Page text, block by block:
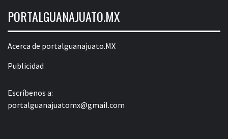
PORTALGUANAJUATO.MX
Acerca de portalguanajuato.MX
Publicidad
Escríbenos a:
portalguanajuatomx@gmail.com